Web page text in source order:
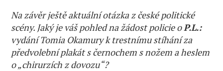
Na závěr ještě aktuální otázka z české politické
scény. Jaký je váš pohled na žádost policie o P.L.:
vydání Tomia Okamury k trestnímu stíhání za
předvolební plakát s černochem s nožem a heslem
o „chirurzích z dovozu“?